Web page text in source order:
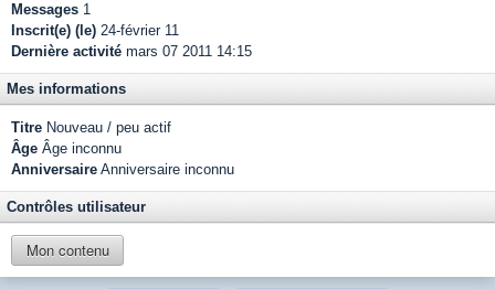
Messages 1
Inscrit(e) (le) 24-février 11
Dernière activité mars 07 2011 14:15
Mes informations
Titre Nouveau / peu actif
Âge Âge inconnu
Anniversaire Anniversaire inconnu
Contrôles utilisateur
Mon contenu